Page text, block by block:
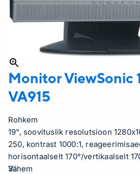
Monitor ViewSonic
VA915
Rohkem
19", soovituslik resolutsioon
250, kontrast 1000:1,
horisontaalselt 170°/vertikaalselt
3a
Vähem